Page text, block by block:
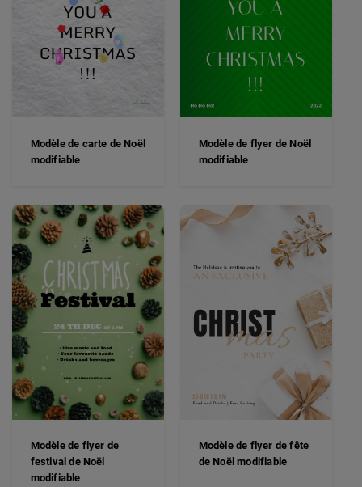
Modèle de carte de Noël
modifiable
Modèle de flyer de Noël
modifiable
Modèle de flyer de
festival de Noël
modifiable
Modèle de flyer de fête
de Noël modifiable